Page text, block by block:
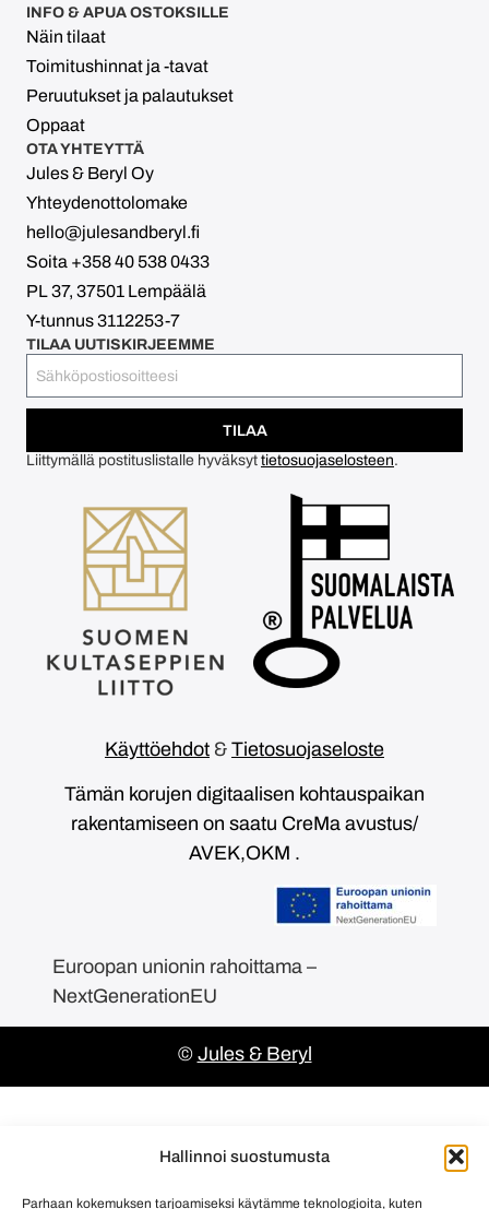
Hallinnoi suostumusta
Parhaan kokemuksen tarjoamiseksi käytämme teknologioita, kuten
INFO & APUA OSTOKSILLE
Näin tilaat
Toimitushinnat ja -tavat
Peruutukset ja palautukset
Oppaat
OTA YHTEYTTÄ
Jules & Beryl Oy
Yhteydenottolomake
hello@julesandberyl.fi
Soita +358 40 538 0433
PL 37, 37501 Lempäälä
Y-tunnus 3112253-7
TILAA UUTISKIRJEEMME
TILAA
Liittymällä postituslistalle hyväksyt tietosuojaselosteen.
Käyttöehdot & Tietosuojaseloste
Tämän korujen digitaalisen kohtauspaikan
rakentamiseen on saatu CreMa avustus/
AVEK,OKM .
Euroopan unionin rahoittama –
NextGenerationEU
© Jules & Beryl